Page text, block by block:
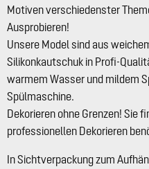
Motiven verschiedenster
Ausprobieren!
Unsere Model sind aus
Silikonkautschuk in Profi-
warmem Wasser und mildem
Spülmaschine.
Dekorieren ohne Grenzen! Sie
professionellen Dekorieren
In Sichtverpackung zum